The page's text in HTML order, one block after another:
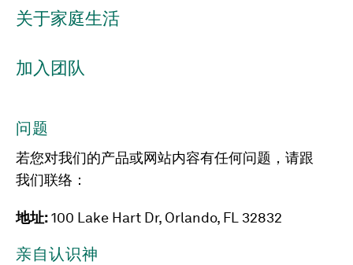
关于家庭生活
加入团队
问题
若您对我们的产品或网站内容有任何问题，请跟
我们联络：
地址:100 Lake Hart Dr, Orlando, FL 32832
亲自认识神